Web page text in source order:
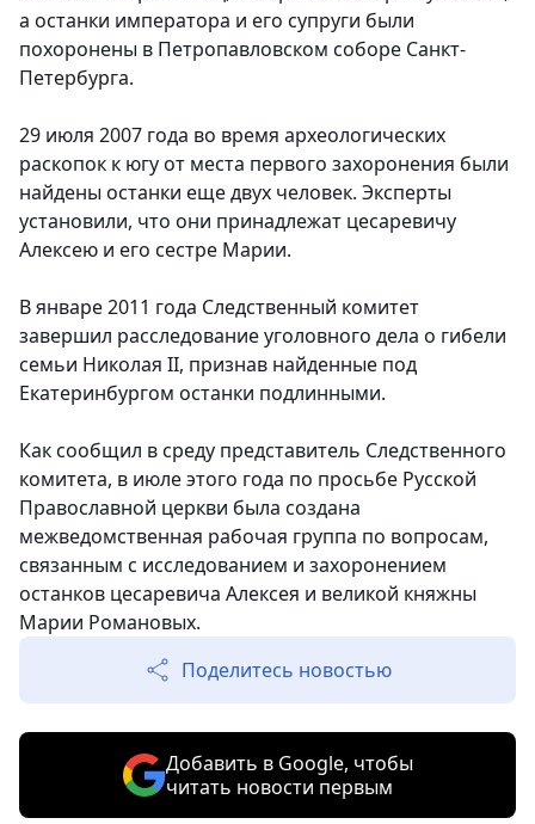
а останки императора и его супруги были
похоронены в Петропавловском соборе Санкт-
Петербурга.
29 июля 2007 года во время археологических
раскопок к югу от места первого захоронения были
найдены останки еще двух человек. Эксперты
установили, что они принадлежат цесаревичу
Алексею и его сестре Марии.
В январе 2011 года Следственный комитет
завершил расследование уголовного дела о гибели
семьи Николая II, признав найденные под
Екатеринбургом останки подлинными.
Как сообщил в среду представитель Следственного
комитета, в июле этого года по просьбе Русской
Православной церкви была создана
межведомственная рабочая группа по вопросам,
связанным с исследованием и захоронением
останков цесаревича Алексея и великой княжны
Марии Романовых.
Поделитесь новостью
Добавить в Google, чтобы
читать новости первым